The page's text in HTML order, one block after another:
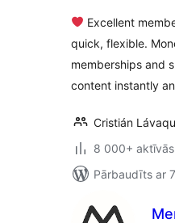
Excellent
quick, flexible.
memberships and
content instantly
Cristián
8 000+
Pārbaudīts ar